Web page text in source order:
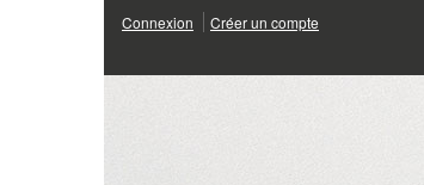
Connexion Créer un compte